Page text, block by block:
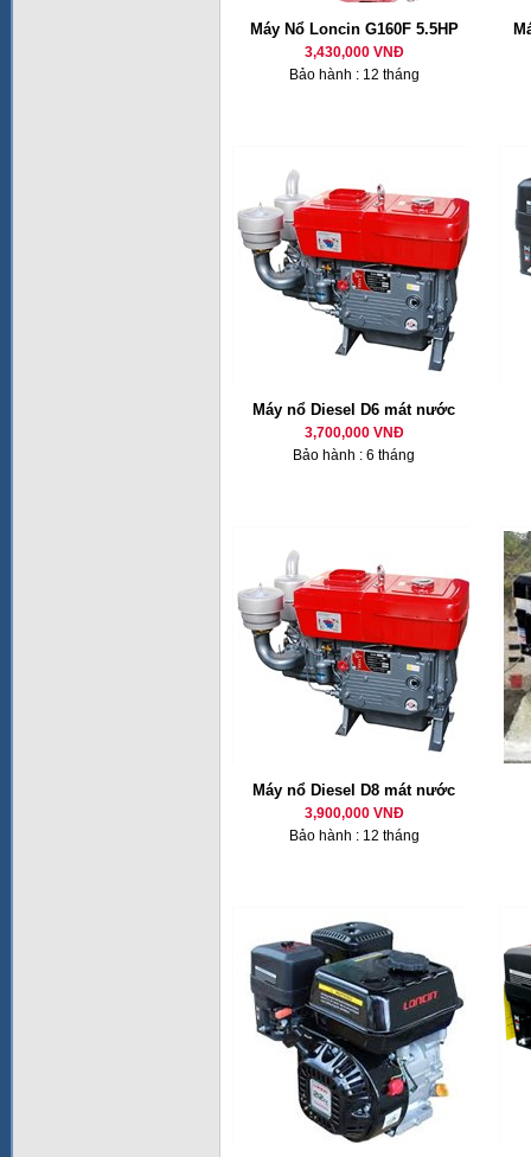
Máy Nổ Loncin G160F 5.5HP
3,430,000 VNĐ
Bảo hành : 12 tháng
Máy nổ Diesel D6 mát nước
3,700,000 VNĐ
Bảo hành : 6 tháng
Máy nổ Diesel D8 mát nước
3,900,000 VNĐ
Bảo hành : 12 tháng